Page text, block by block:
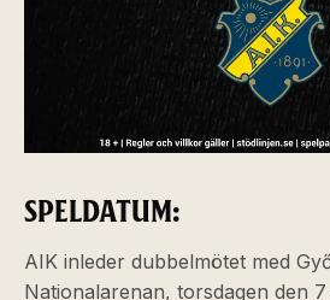
SPELDATUM:
AIK inleder dubbelmötet med
Nationalarenan, torsdagen den